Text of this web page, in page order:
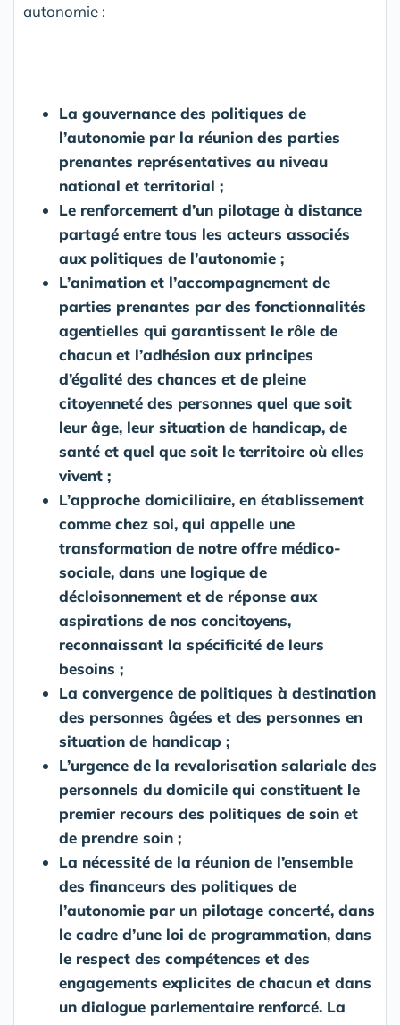
autonomie :
La gouvernance des politiques de
l’autonomie par la réunion des parties
prenantes représentatives au niveau
national et territorial ;
Le renforcement d’un pilotage à distance
partagé entre tous les acteurs associés
aux politiques de l’autonomie ;
L’animation et l’accompagnement de
parties prenantes par des fonctionnalités
agentielles qui garantissent le rôle de
chacun et l’adhésion aux principes
d’égalité des chances et de pleine
citoyenneté des personnes quel que soit
leur âge, leur situation de handicap, de
santé et quel que soit le territoire où elles
vivent ;
L’approche domiciliaire, en établissement
comme chez soi, qui appelle une
transformation de notre offre médico-
sociale, dans une logique de
décloisonnement et de réponse aux
aspirations de nos concitoyens,
reconnaissant la spécificité de leurs
besoins ;
La convergence de politiques à destination
des personnes âgées et des personnes en
situation de handicap ;
L’urgence de la revalorisation salariale des
personnels du domicile qui constituent le
premier recours des politiques de soin et
de prendre soin ;
La nécessité de la réunion de l’ensemble
des financeurs des politiques de
l’autonomie par un pilotage concerté, dans
le cadre d’une loi de programmation, dans
le respect des compétences et des
engagements explicites de chacun et dans
un dialogue parlementaire renforcé. La